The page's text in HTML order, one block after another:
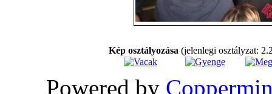
Kép osztályozása (jelenlegi osztályzat:
Powered by